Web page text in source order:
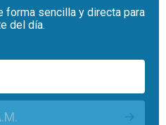
forma sencilla y directa para
del día.